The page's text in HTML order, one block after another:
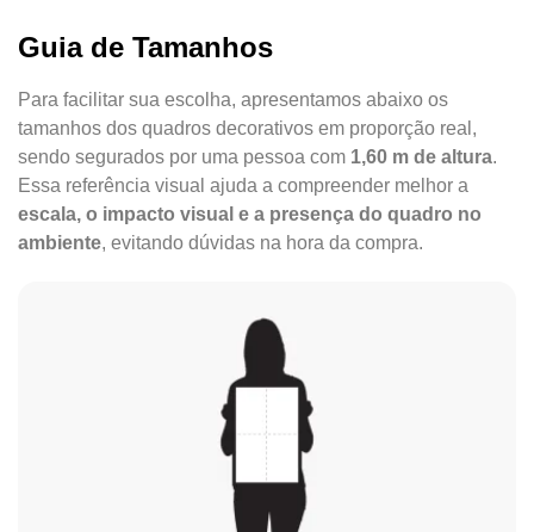
Guia de Tamanhos
Para facilitar sua escolha, apresentamos abaixo os
tamanhos dos quadros decorativos em proporção real,
sendo segurados por uma pessoa com 1,60 m de altura.
Essa referência visual ajuda a compreender melhor a
escala, o impacto visual e a presença do quadro no
ambiente, evitando dúvidas na hora da compra.